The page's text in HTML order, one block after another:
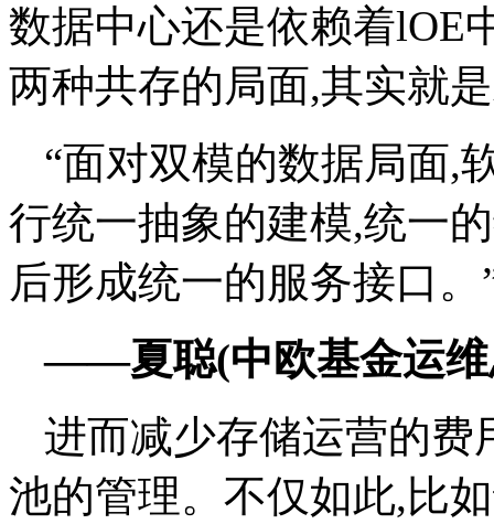
数据中心还是依赖着lOE
两种共存的局面,其实就
“面对双模的数据局面,
行统一抽象的建模,统一
后形成统一的服务接口。
——夏聪(中欧基金运维
进而减少存储运营的费
池的管理。不仅如此,比